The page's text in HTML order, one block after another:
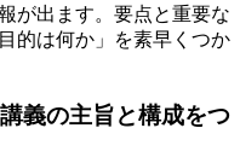
が出ます。要点と重要な
的は何か」を素早くつか
義の主旨と構成をつ